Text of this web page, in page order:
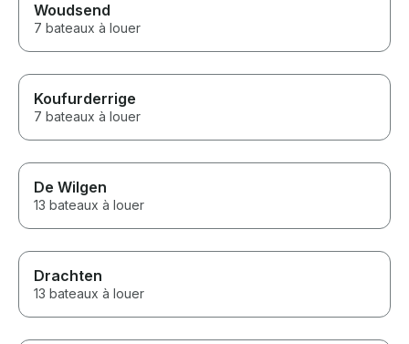
Woudsend
7 bateaux à louer
Koufurderrige
7 bateaux à louer
De Wilgen
13 bateaux à louer
Drachten
13 bateaux à louer